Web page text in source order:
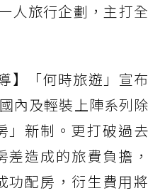
人旅行企劃，主打全
】「何時旅遊」宣布
內及輕裝上陣系列除
」新制。更打破過去
造成的旅費負擔，
功配房，衍生費用將